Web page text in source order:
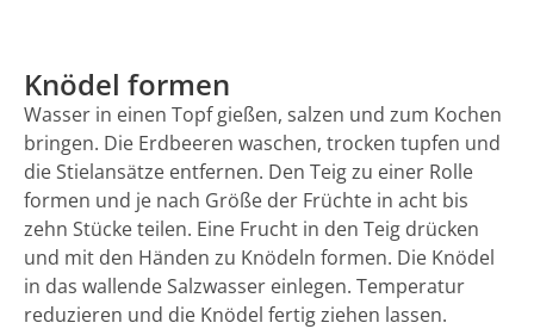
Knödel formen
Wasser in einen Topf gießen, salzen und zum Kochen
bringen. Die Erdbeeren waschen, trocken tupfen und
die Stielansätze entfernen. Den Teig zu einer Rolle
formen und je nach Größe der Früchte in acht bis
zehn Stücke teilen. Eine Frucht in den Teig drücken
und mit den Händen zu Knödeln formen. Die Knödel
in das wallende Salzwasser einlegen. Temperatur
reduzieren und die Knödel fertig ziehen lassen.